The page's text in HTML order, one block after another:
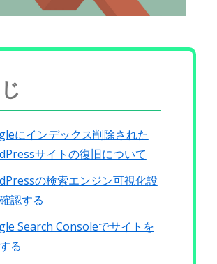
にインデックス削除された
サイトの復旧について
の検索エンジン可視化設
認する
Search Consoleでサイトを
る